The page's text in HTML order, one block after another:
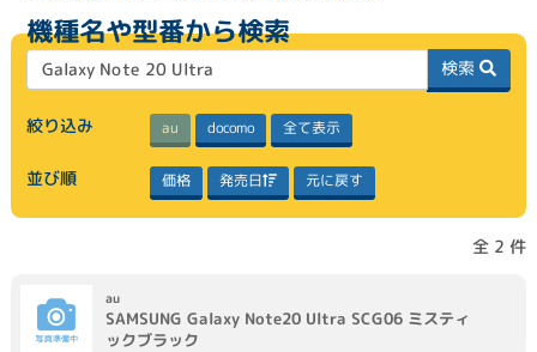
機種名や型番から検索
検索
絞り込み au docomo 全て表示
並び順 価格 発売日 元に戻す
全 2 件
au
SAMSUNG Galaxy Note20 Ultra SCG06 ミスティ
ックブラック